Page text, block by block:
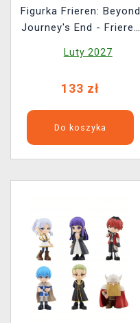
Figurka Frieren: Beyond
Journey's End - Frieren
(Sega)
Luty 2027
133 zł
Do koszyka